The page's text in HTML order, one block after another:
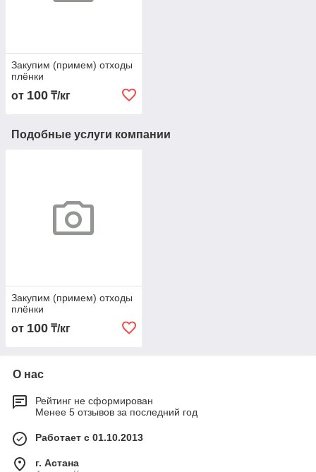
Закупим (примем) отходы
плёнки
от 100 ₸/кг
Подобные услуги компании
Закупим (примем) отходы
плёнки
от 100 ₸/кг
О нас
Рейтинг не сформирован
Менее 5 отзывов за последний год
Работает с 01.10.2013
г. Астана